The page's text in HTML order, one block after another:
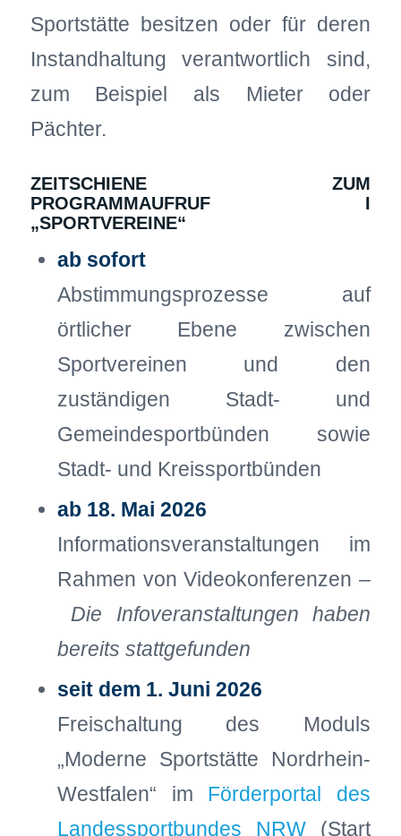
Sportstätte besitzen oder für deren
Instandhaltung verantwortlich sind,
zum Beispiel als Mieter oder
Pächter.
ZEITSCHIENE ZUM
PROGRAMMAUFRUF I
„SPORTVEREINE“
ab sofort
Abstimmungsprozesse auf
örtlicher Ebene zwischen
Sportvereinen und den
zuständigen Stadt- und
Gemeindesportbünden sowie
Stadt- und Kreissportbünden
ab 18. Mai 2026
Informationsveranstaltungen im
Rahmen von Videokonferenzen –
Die Infoveranstaltungen haben
bereits stattgefunden
seit dem 1. Juni 2026
Freischaltung des Moduls
„Moderne Sportstätte Nordrhein-
Westfalen“ im Förderportal des
Landessportbundes NRW (Start